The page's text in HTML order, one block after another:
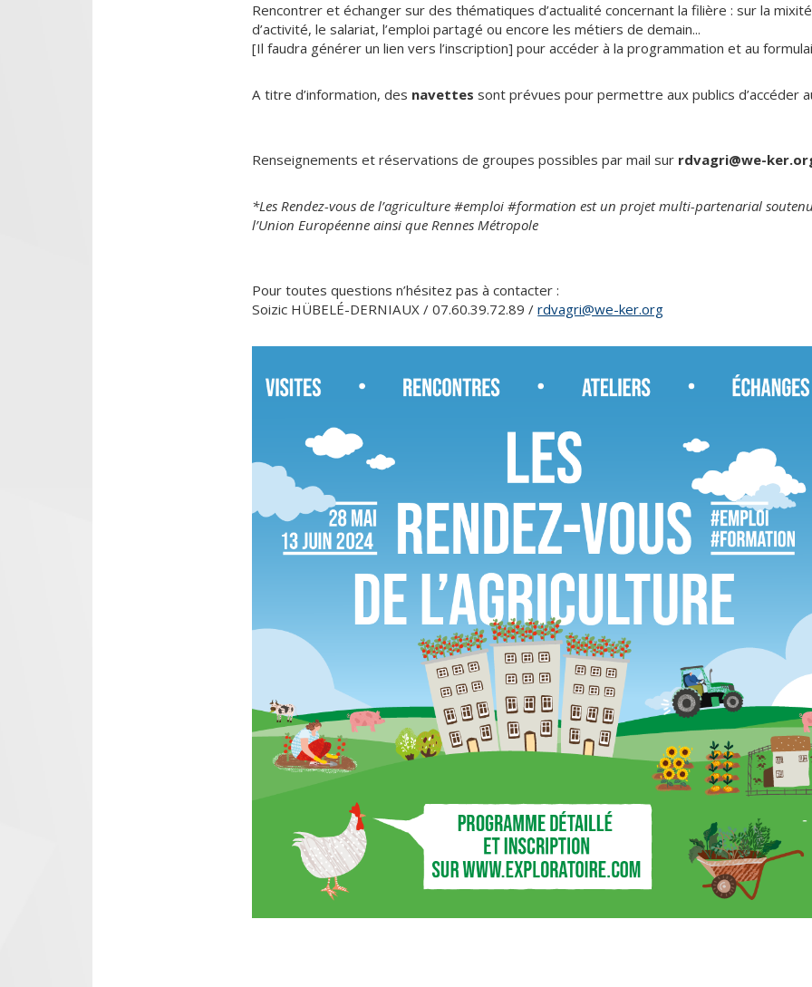
Rencontrer et échanger sur des thématiques d’actualité concernant la filière : sur la
d’activité, le salariat, l’emploi partagé ou encore les métiers de demain...
[Il faudra générer un lien vers l’inscription] pour accéder à la programmation et au
A titre d’information, des navettes sont prévues pour permettre aux publics d’accéder
Renseignements et réservations de groupes possibles par mail sur rdvagri@we-
*Les Rendez-vous de l’agriculture #emploi #formation est un projet multi-partenarial
l’Union Européenne ainsi que Rennes Métropole
Pour toutes questions n’hésitez pas à contacter :
Soizic HÜBELÉ-DERNIAUX / 07.60.39.72.89 /rdvagri@we-ker.org